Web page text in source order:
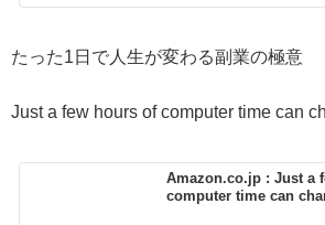
たった1日で人生が変わる副業の極意
Just a few hours of computer time can
Amazon.co.jp : Just a
computer time can